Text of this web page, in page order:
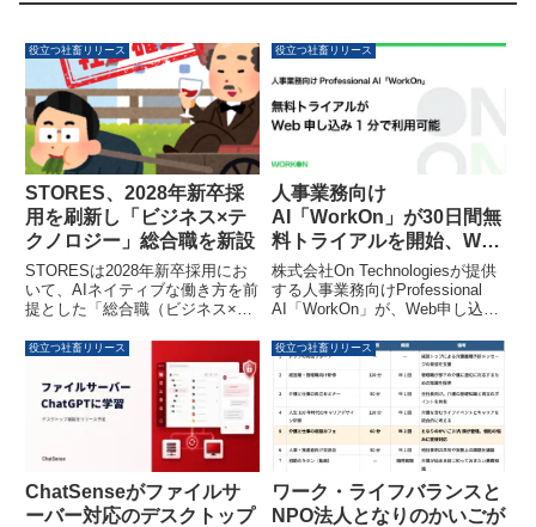
役立つ社畜リリース
STORES、2028年新卒採
用を刷新し「ビジネス×テ
クノロジー」総合職を新設
STORESは2028年新卒採用にお
いて、AIネイティブな働き方を前
提とした「総合職（ビジネス×テ
これに伴い、プロダクト開発型と
新規事業創造型の2つの実践型イ
ンターンシップを開催し、AIを駆
使した価値創出に挑戦する学生を
募集しています。
役立つ社畜リリース
人事業務向け
AI「WorkOn」が30日間無
料トライアルを開始、Web
申し込みで即日利用可能に
株式会社On Technologiesが提供
する人事業務向けProfessional
AI「WorkOn」が、Web申し込み
30日間の無料トライアルを開始
しました。AIアシスタント、労務
管理、勤怠管理、給与計算の全4
機能が無料で体験でき、機密性の
高い人事情報を取り扱うAI導入へ
の不安を解消し、実環境での効果
を体感できます。
役立つ社畜リリース
ChatSenseがファイルサ
ーバー対応のデスクトップ
役立つ社畜リリース
ワーク・ライフバランスと
NPO法人となりのかいごが